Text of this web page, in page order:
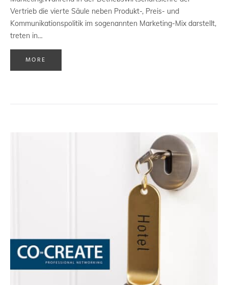
Vertrieb die vierte Säule neben Produkt-, Preis- und
Kommunikationspolitik im sogenannten Marketing-Mix darstellt,
treten in…
MORE